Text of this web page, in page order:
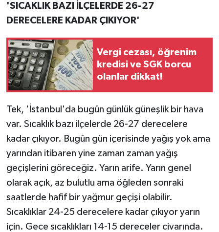
'SICAKLIK BAZI İLÇELERDE 26-27
DERECELERE KADAR ÇIKIYOR'
Vergi cezası, öğrenim
kredisi ve SGK borcu
olanlar dikkat!
Tek, 'İstanbul'da bugün günlük güneşlik bir hava
var. Sıcaklık bazı ilçelerde 26-27 derecelere
kadar çıkıyor. Bugün gün içerisinde yağış yok ama
yarından itibaren yine zaman zaman yağış
geçişlerini göreceğiz. Yarın arife. Yarın genel
olarak açık, az bulutlu ama öğleden sonraki
saatlerde hafif bir yağmur geçişi olabilir.
Sıcaklıklar 24-25 derecelere kadar çıkıyor yarın
için. Gece sıcaklıkları 14-15 dereceler civarında.